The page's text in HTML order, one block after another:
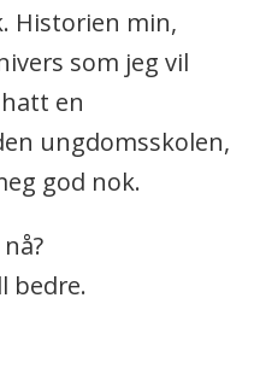
Historien min,
som jeg vil
en
ungdomsskolen,
god nok.
bedre.